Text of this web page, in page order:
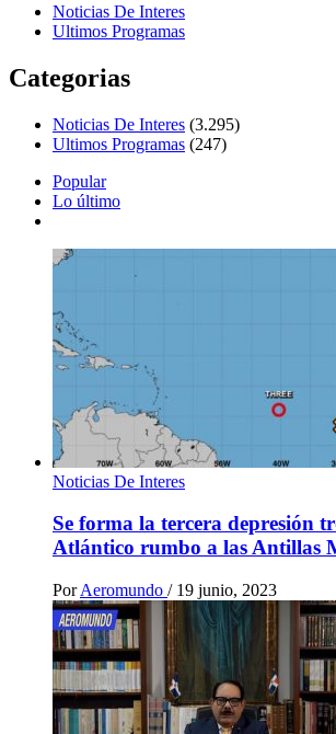
Noticias De Interes
Ultimos Programas
Categorias
Noticias De Interes (3.295)
Ultimos Programas (247)
Popular
Lo último
Noticias De Interes
Se forma la tercera depresión
Atlántico rumbo a las Antillas
Por Aeromundo / 19 junio, 2023